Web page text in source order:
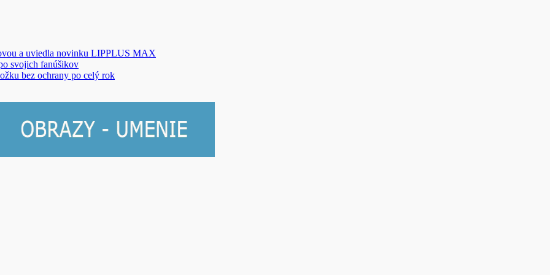
a uviedla novinku LIPPLUS MAX
svojich fanúšikov
bez ochrany po celý rok